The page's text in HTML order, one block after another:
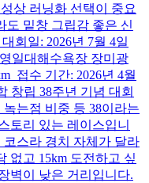
상 러닝화 선택이 중요
도 밑창 그립감 좋은 신
회일: 2026년 7월 4일
일대해수욕장 장미광
접수 기간: 2026년 4월
창립 38주년 기념 대회
는점 비중 등 38이라는
토리 있는 레이스입니
스라 경치 자체가 달라
없고 15km 도전하고 싶
벽이 낮은 거리입니다.